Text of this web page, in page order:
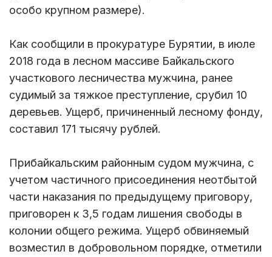
особо крупном размере).
Как сообщили в прокуратуре Бурятии, в июле
2018 года в лесном массиве Байкальского
участкового лесничества мужчина, ранее
судимый за тяжкое преступление, срубил 10
деревьев. Ущерб, причиненный лесному фонду,
составил 171 тысячу рублей.
Прибайкальским районным судом мужчина, с
учетом частичного присоединения неотбытой
части наказания по предыдущему приговору,
приговорен к 3,5 годам лишения свободы в
колонии общего режима. Ущерб обвиняемый
возместил в добровольном порядке, отметили